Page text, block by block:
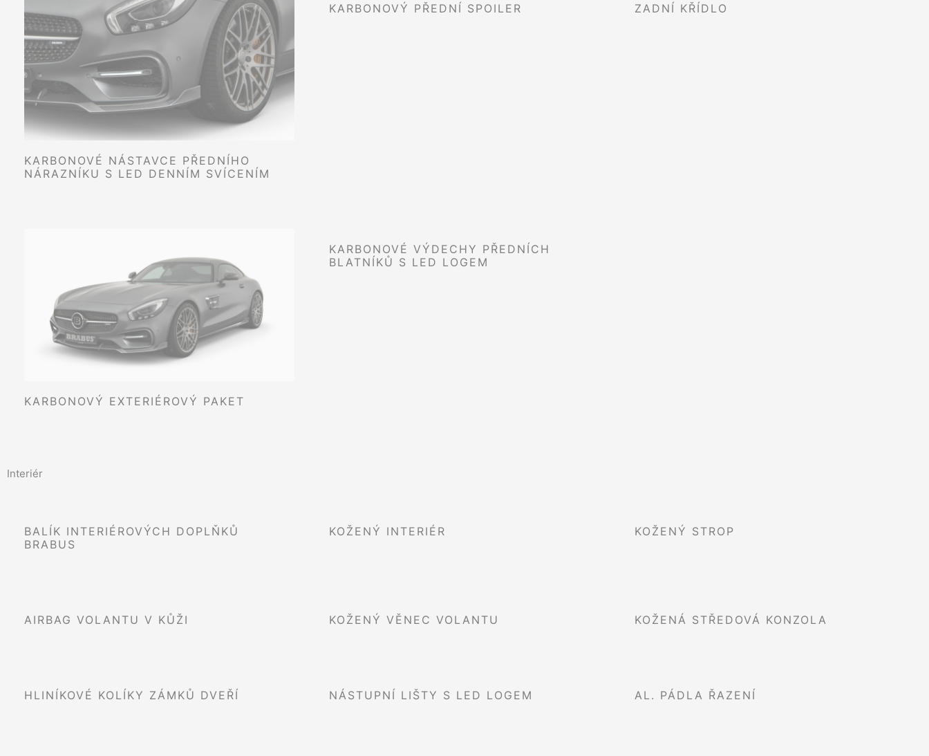
KARBONOVÉ NÁSTAVCE PŘEDNÍHO
NÁRAZNÍKU S LED DENNÍM SVÍCENÍM
KARBONOVÝ PŘEDNÍ SPOILER ZADNÍ KŘÍDLO
KARBONOVÝ EXTERIÉROVÝ PAKET
KARBONOVÉ VÝDECHY PŘEDNÍCH
BLATNÍKŮ S LED LOGEM
Interiér
BALÍK INTERIÉROVÝCH DOPLŇKŮ
BRABUS
KOŽENÝ INTERIÉR KOŽENÝ STROP
AIRBAG VOLANTU V KŮŽI KOŽENÝ VĚNEC VOLANTU KOŽENÁ STŘEDOVÁ KONZOLA
HLINÍKOVÉ KOLÍKY ZÁMKŮ DVEŘÍ NÁSTUPNÍ LIŠTY S LED LOGEM AL. PÁDLA ŘAZENÍ